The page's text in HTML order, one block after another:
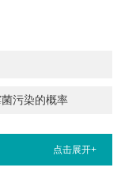
污染的概率
点击展开+